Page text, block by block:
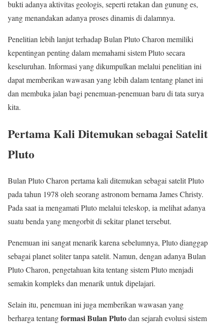
bukti adanya aktivitas geologis, seperti retakan dan gunung es,
yang menandakan adanya proses dinamis di dalamnya.
Penelitian lebih lanjut terhadap Bulan Pluto Charon memiliki
kepentingan penting dalam memahami sistem Pluto secara
keseluruhan. Informasi yang dikumpulkan melalui penelitian ini
dapat memberikan wawasan yang lebih dalam tentang planet ini
dan membuka jalan bagi penemuan-penemuan baru di tata surya
kita.
Pertama Kali Ditemukan sebagai Satelit
Pluto
Bulan Pluto Charon pertama kali ditemukan sebagai satelit Pluto
pada tahun 1978 oleh seorang astronom bernama James Christy.
Pada saat ia mengamati Pluto melalui teleskop, ia melihat adanya
suatu benda yang mengorbit di sekitar planet tersebut.
Penemuan ini sangat menarik karena sebelumnya, Pluto dianggap
sebagai planet soliter tanpa satelit. Namun, dengan adanya Bulan
Pluto Charon, pengetahuan kita tentang sistem Pluto menjadi
semakin kompleks dan menarik untuk dipelajari.
Selain itu, penemuan ini juga memberikan wawasan yang
berharga tentangformasi Bulan Plutodan sejarah evolusi sistem